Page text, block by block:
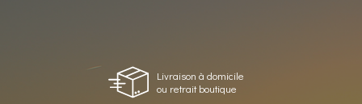
Livraison à domicile
ou retrait boutique